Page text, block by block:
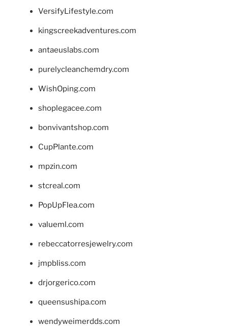
VersifyLifestyle.com
kingscreekadventures.com
antaeuslabs.com
purelycleanchemdry.com
WishOping.com
shoplegacee.com
bonvivantshop.com
CupPlante.com
mpzin.com
stcreal.com
PopUpFlea.com
valueml.com
rebeccatorresjewelry.com
jmpbliss.com
drjorgerico.com
queensushipa.com
wendyweimerdds.com